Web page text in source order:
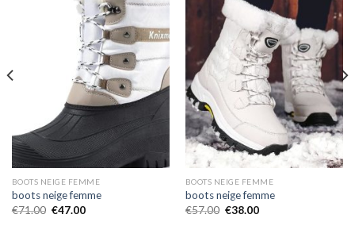
BOOTS NEIGE FEMME
boots neige femme
€71.00 €47.00
BOOTS NEIGE FEMME
boots neige femme
€57.00 €38.00